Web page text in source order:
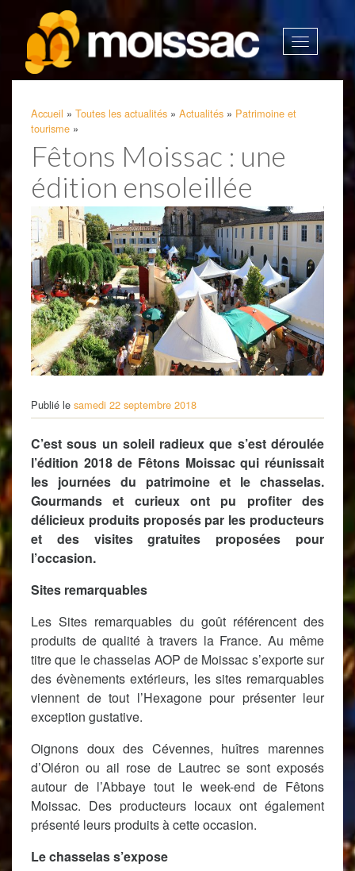
Afficher
la
Accueil » Toutes les actualités » Actualités » Patrimoine et
tourisme »
Fêtons Moissac : une
édition ensoleillée
Publié le samedi 22 septembre 2018
C’est sous un soleil radieux que s’est déroulée
l’édition 2018 de Fêtons Moissac qui réunissait
les journées du patrimoine et le chasselas.
Gourmands et curieux ont pu profiter des
délicieux produits proposés par les producteurs
et des visites gratuites proposées pour
l’occasion.
Sites remarquables
Les Sites remarquables du goût référencent des
produits de qualité à travers la France. Au même
titre que le chasselas AOP de Moissac s’exporte sur
des évènements extérieurs, les sites remarquables
viennent de tout l’Hexagone pour présenter leur
exception gustative.
Oignons doux des Cévennes, huîtres marennes
d’Oléron ou ail rose de Lautrec se sont exposés
autour de l’Abbaye tout le week-end de Fêtons
Moissac. Des producteurs locaux ont également
présenté leurs produits à cette occasion.
Le chasselas s’expose